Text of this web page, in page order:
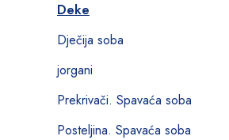
Deke
Dječija soba
jorgani
Prekrivači. Spavaća soba
Posteljina. Spavaća soba